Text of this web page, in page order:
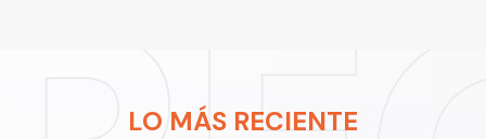
LO MÁS RECIENTE